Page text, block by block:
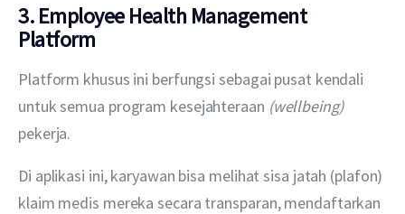
3. Employee Health Management
Platform
Platform khusus ini berfungsi sebagai pusat kendali
untuk semua program kesejahteraan (wellbeing)
pekerja.
Di aplikasi ini, karyawan bisa melihat sisa jatah (plafon)
klaim medis mereka secara transparan, mendaftarkan